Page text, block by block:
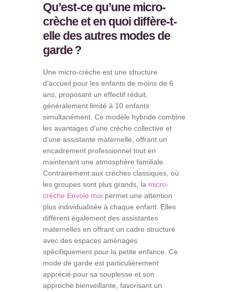
Qu’est-ce qu’une micro-
crèche et en quoi diffère-t-
elle des autres modes de
garde ?
Une micro-crèche est une structure
d’accueil pour les enfants de moins de 6
ans, proposant un effectif réduit,
généralement limité à 10 enfants
simultanément. Ce modèle hybride combine
les avantages d’une crèche collective et
d’une assistante maternelle, offrant un
encadrement professionnel tout en
maintenant une atmosphère familiale.
Contrairement aux crèches classiques, où
les groupes sont plus grands, la micro-
crèche Envole moi permet une attention
plus individualisée à chaque enfant. Elles
diffèrent également des assistantes
maternelles en offrant un cadre structuré
avec des espaces aménagés
spécifiquement pour la petite enfance. Ce
mode de garde est particulièrement
apprécié pour sa souplesse et son
approche bienveillante, favorisant un